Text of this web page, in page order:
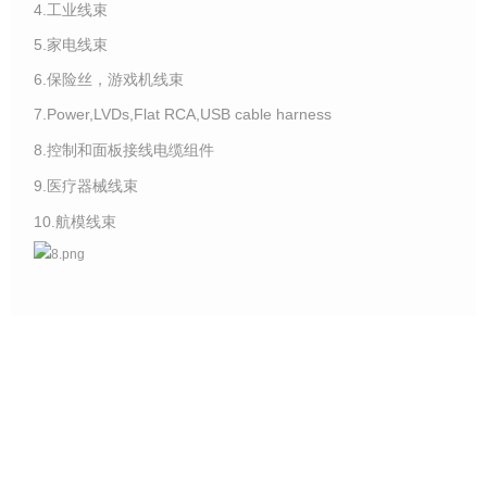
4.工业线束
5.家电线束
6.保险丝，游戏机线束
7.Power,LVDs,Flat RCA,USB cable harness
8.控制和面板接线电缆组件
9.医疗器械线束
10.航模线束